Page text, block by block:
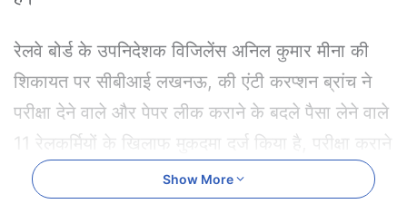
रेलवे बोर्ड के उपनिदेशक विजिलेंस अनिल कुमार मीना की
शिकायत पर सीबीआई लखनऊ, की एंटी करप्शन ब्रांच ने
परीक्षा देने वाले और पेपर लीक कराने के बदले पैसा लेने वाले
11 रेलकर्मियों के खिलाफ मुकदमा दर्ज किया है, परीक्षा कराने
वाली एजेंसी अपटेक लि. को भी आरोपी बनाया गया है।
Show More